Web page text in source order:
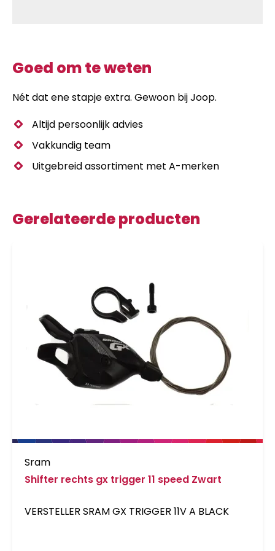
Goed om te weten
Nét dat ene stapje extra. Gewoon bij Joop.
Altijd persoonlijk advies
Vakkundig team
Uitgebreid assortiment met A-merken
Gerelateerde producten
Sram
Shifter rechts gx trigger 11 speed Zwart
VERSTELLER SRAM GX TRIGGER 11V A BLACK